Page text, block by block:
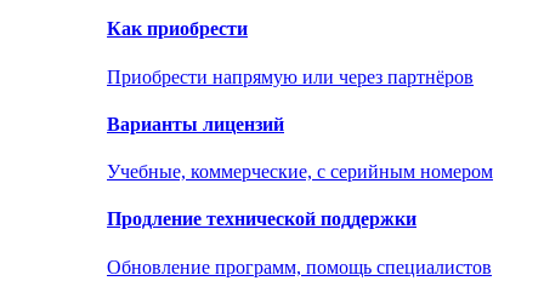
Как приобрести
Приобрести напрямую или через партнёров
Варианты лицензий
Учебные, коммерческие, с серийным номером
Продление технической поддержки
Обновление программ, помощь специалистов